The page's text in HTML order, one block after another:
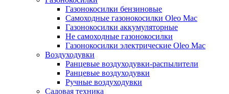
Газонокосилки бензиновые
Самоходные газонокосилки Oleo Mac
Газонокосилки аккумуляторные
Не самоходные газонокосилки
Газонокосилки электрические Oleo Mac
Воздуходувки
Ранцевые воздуходувки-распылители
Ранцевые воздуходувки
Ручные воздуходувки
Садовая техника